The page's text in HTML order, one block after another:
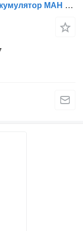
Тормозная камера MAN Энергоаккумулятор МАН М2000 L2000 F2000 L2000 TGA TGS TGM TGL 81504106379 для грузовика MAN TGA TGS TGX TGM TGL M2000 L2000 F2000 FE